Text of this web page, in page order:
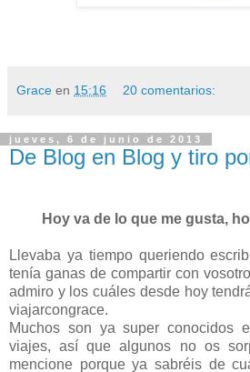
Grace en 15:16 20 comentarios:
jueves, 6 de junio de 2013
De Blog en Blog y tiro
Hoy va de lo que me gusta,
Llevaba ya tiempo queriendo
tenía ganas de compartir con
admiro y los cuáles desde hoy
viajarcongrace.
Muchos son ya super conocidos
viajes, así que algunos no os
mencione porque ya sabréis de